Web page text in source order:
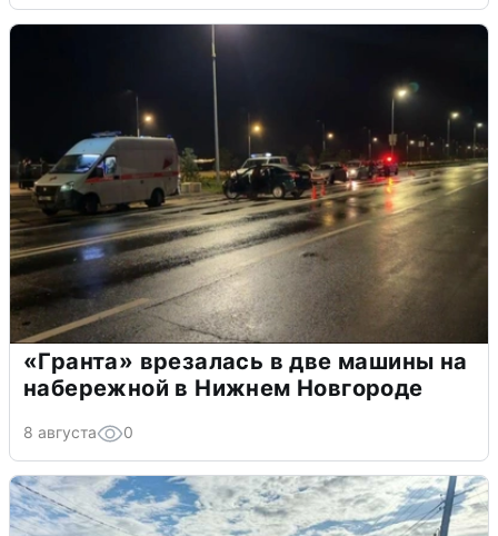
«Гранта» врезалась в две машины на
набережной в Нижнем Новгороде
8 августа 0